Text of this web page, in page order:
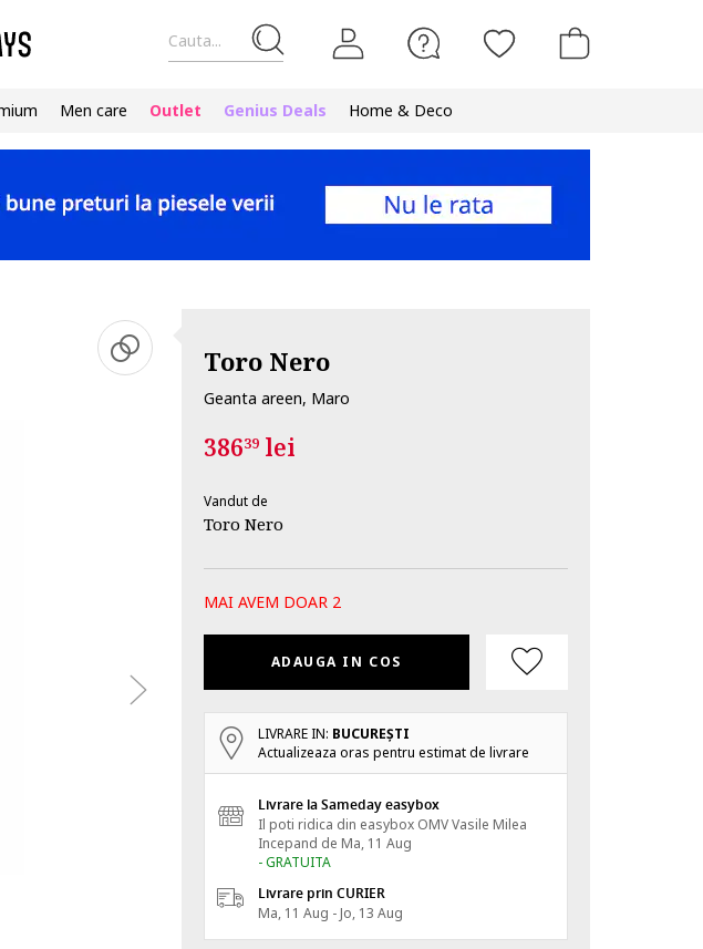
Cauta...
Men care Outlet Genius Deals Home & Deco
Toro Nero
Geanta areen, Maro
38639lei
Vandut de
Toro Nero
MAI AVEM DOAR 2
ADAUGA IN COS
LIVRARE IN: BUCUREŞTI
Actualizeaza oras pentru estimat de livrare
Livrare la Sameday easybox
Il poti ridica din easybox OMV Vasile Milea
Incepand de Ma, 11 Aug
- GRATUITA
Livrare prin CURIER
Ma, 11 Aug - Jo, 13 Aug